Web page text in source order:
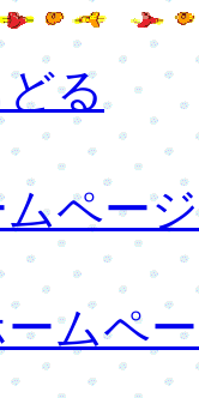
る
ペー
ムペ